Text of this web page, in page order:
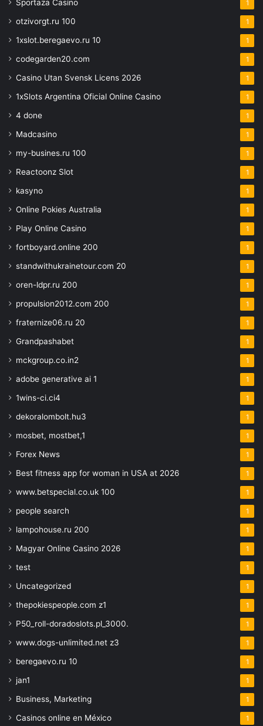
Sportaza Casino 1
otzivorgt.ru 100 1
1xslot.beregaevo.ru 10 1
codegarden20.com 1
Casino Utan Svensk Licens 2026 1
1xSlots Argentina Oficial Online Casino 1
4 done 1
Madcasino 1
my-busines.ru 100 1
Reactoonz Slot 1
kasyno 1
Online Pokies Australia 1
Play Online Casino 1
fortboyard.online 200 1
standwithukrainetour.com 20 1
oren-ldpr.ru 200 1
propulsion2012.com 200 1
fraternize06.ru 20 1
Grandpashabet 1
mckgroup.co.in2 1
adobe generative ai 1 1
1wins-ci.ci4 1
dekoralombolt.hu3 1
mosbet, mostbet,1 1
Forex News 1
Best fitness app for woman in USA at 2026 1
www.betspecial.co.uk 100 1
people search 1
lampohouse.ru 200 1
Magyar Online Casino 2026 1
test 1
Uncategorized 1
thepokiespeople.com z1 1
P50_roll-doradoslots.pl_3000. 1
www.dogs-unlimited.net z3 1
beregaevo.ru 10 1
jan1 1
Business, Marketing 1
Casinos online en México 1